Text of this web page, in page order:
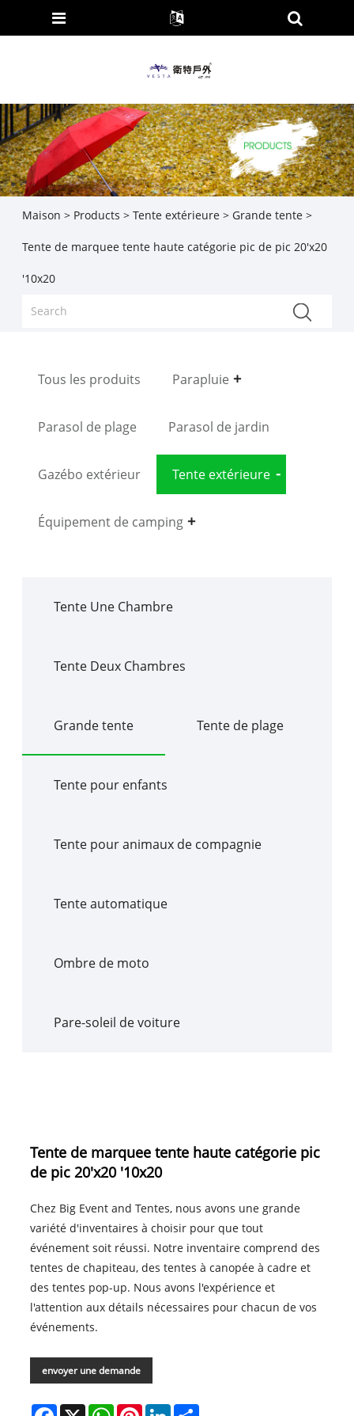
Maison > Products > Tente extérieure> Grande tente>
Tente de marquee tente haute catégorie pic de pic 20'x20
'10x20
Tous les produits Parapluie
Parasol de plage Parasol de jardin
Gazébo extérieur Tente extérieure
Équipement de camping
Tente Une Chambre
Tente Deux Chambres
Grande tente Tente de plage
Tente pour enfants
Tente pour animaux de compagnie
Tente automatique
Ombre de moto
Pare-soleil de voiture
Tente de marquee tente haute catégorie pic
de pic 20'x20 '10x20
Chez Big Event and Tentes, nous avons une grande
variété d'inventaires à choisir pour que tout
événement soit réussi. Notre inventaire comprend des
tentes de chapiteau, des tentes à canopée à cadre et
des tentes pop-up. Nous avons l'expérience et
l'attention aux détails nécessaires pour chacun de vos
événements.
envoyer une demande
Facebook
X WhatsAppPinterestLinkedInShare